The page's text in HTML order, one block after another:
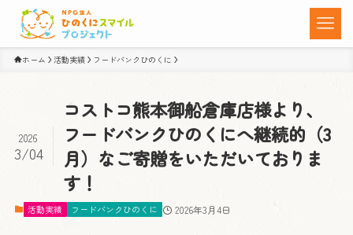
ホーム 活動実績 フードバンクひのくに
コストコ熊本御船倉庫店様より、
フードバンクひのくにへ継続的（3
月）なご寄贈をいただいておりま
す！
2026
3/04
活動実績 フードバンクひのくに 2026年3月4日